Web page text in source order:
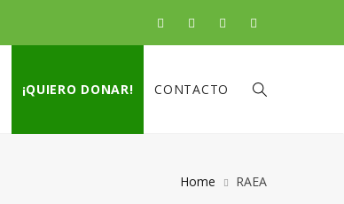
¡QUIERO DONAR! CONTACTO
Home RAEA